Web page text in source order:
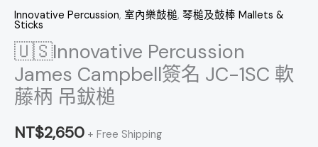
Innovative Percussion, 室內樂鼓槌, 琴槌及鼓棒 Mallets &
Sticks
🇺🇸Innovative Percussion
James Campbell簽名 JC-1SC 軟
藤柄 吊鈸槌
NT$2,650 + Free Shipping